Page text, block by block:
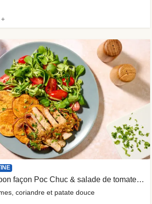
Escalope de jambon façon Poc Chuc & salade de tomates acidulée
coriandre et patate douce